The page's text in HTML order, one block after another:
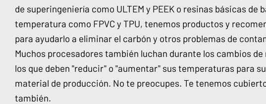
de superingeniería como ULTEM y PEEK o resinas básicas de
temperatura como FPVC y TPU, tenemos productos y
para ayudarlo a eliminar el carbón y otros problemas de
Muchos procesadores también luchan durante los cambios
los que deben "reducir" o "aumentar" sus temperaturas para
material de producción. No te preocupes. Te tenemos
también.